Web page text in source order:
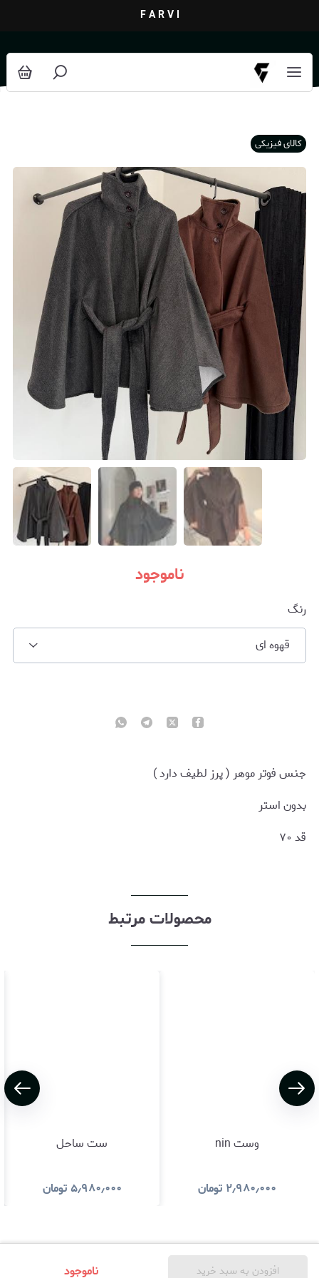
F A R V I
کالای فیزیکی
ناموجود
افزودن به سبد خرید ناموجود
رنگ
قهوه ای
جنس فوتر موهر ( پرز لطیف دارد )
بدون استر
قد ۷۰
محصولات مرتبط
وست nin
۲٫۹۸۰٫۰۰۰ تومان
ست ساحل
۵٫۹۸۰٫۰۰۰تومان